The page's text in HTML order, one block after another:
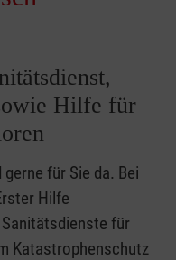
Hilfe für
für Sie da. Bei
Hilfe
für
Katastrophenschutz